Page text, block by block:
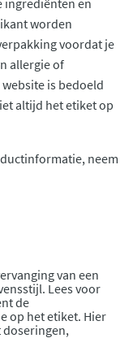
worden
voordat je
allergie of
is bedoeld
altijd het etiket op
neem
van een
Lees voor
de
op het etiket. Hier